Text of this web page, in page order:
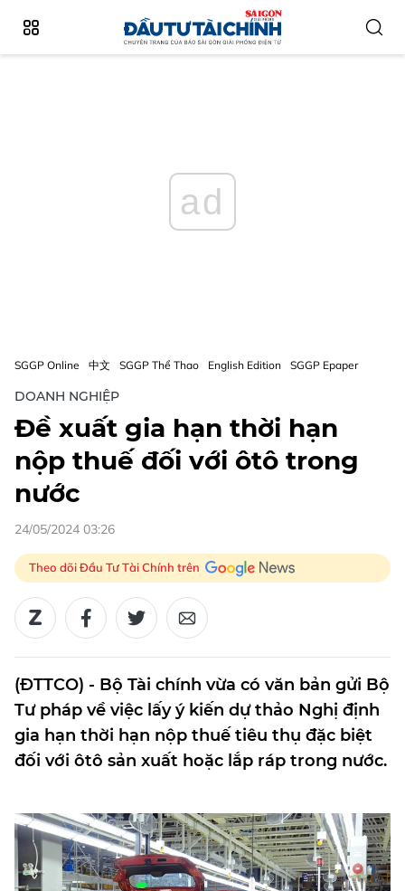
ad
SGGP Online 中文 SGGP Thể Thao English Edition SGGP Epaper
DOANH NGHIỆP
Đề xuất gia hạn thời hạn
nộp thuế đối với ôtô trong
nước
24/05/2024 03:26
Theo dõi Đầu Tư Tài Chính trên
(ĐTTCO) - Bộ Tài chính vừa có văn bản gửi Bộ
Tư pháp về việc lấy ý kiến dự thảo Nghị định
gia hạn thời hạn nộp thuế tiêu thụ đặc biệt
đối với ôtô sản xuất hoặc lắp ráp trong nước.